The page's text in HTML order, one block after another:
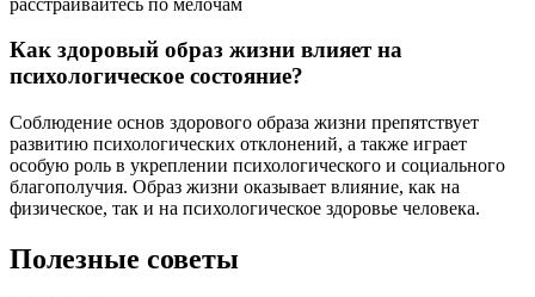
Как здоровый образ жизни влияет на
психологическое состояние?
Соблюдение основ здорового образа жизни препятствует
развитию психологических отклонений, а также играет
особую роль в укреплении психологического и социального
благополучия. Образ жизни оказывает влияние, как на
физическое, так и на психологическое здоровье человека.
Полезные советы